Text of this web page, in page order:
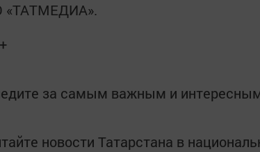
«ТАТМЕДИА».
за самым важным и
новости Татарстана в